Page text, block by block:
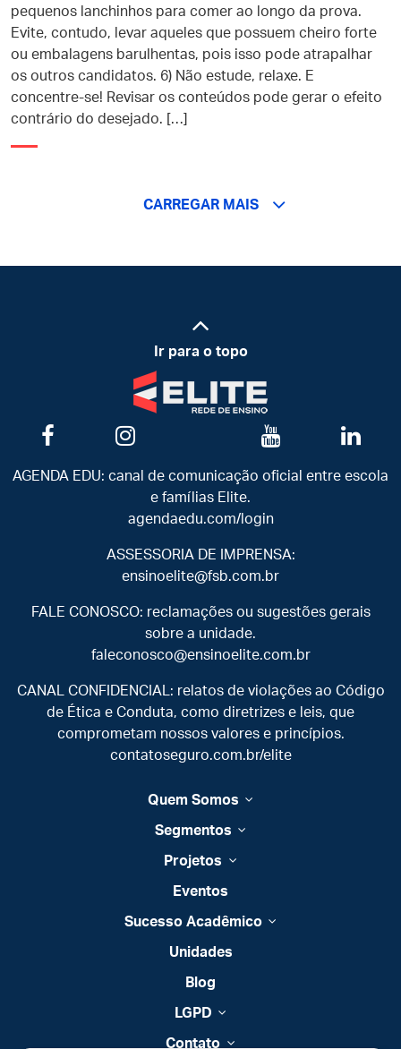
pequenos lanchinhos para comer ao longo da prova.
Evite, contudo, levar aqueles que possuem cheiro forte
ou embalagens barulhentas, pois isso pode atrapalhar
os outros candidatos. 6) Não estude, relaxe. E
concentre-se! Revisar os conteúdos pode gerar o efeito
contrário do desejado. […]
CARREGAR MAIS
Ir para o topo
AGENDA EDU: canal de comunicação oficial entre escola
e famílias Elite.
agendaedu.com/login
ASSESSORIA DE IMPRENSA:
ensinoelite@fsb.com.br
FALE CONOSCO: reclamações ou sugestões gerais
sobre a unidade.
faleconosco@ensinoelite.com.br
CANAL CONFIDENCIAL: relatos de violações ao Código
de Ética e Conduta, como diretrizes e leis, que
comprometam nossos valores e princípios.
contatoseguro.com.br/elite
Quem Somos
Segmentos
Projetos
Eventos
Sucesso Acadêmico
Unidades
Blog
LGPD
Contato